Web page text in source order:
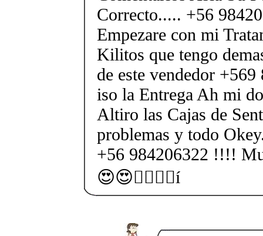
Correcto..... +56
Empezare con mi
Kilitos que tengo
de este vendedor
iso la Entrega Ah mi
Altiro las Cajas de
problemas y todo
+56 984206322 !!!!
😍😍💁‍♀️💁‍♀️í